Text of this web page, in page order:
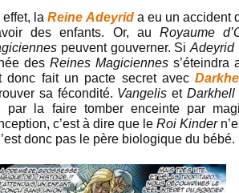
effet, laReine Adeyrida eu un accident
des enfants. Or, auRoyaume
peuvent gouverner. SiAdeyrid
desReines Magiciennes s’éteindra
donc fait un pacte secret avec
sa fécondité. VangelisetDarkhell
par la faire tomber enceinte par
c’est à dire que le Roi Kinder
donc pas le père biologique du bébé.